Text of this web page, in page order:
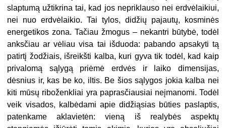
slaptumą užtikrina tai, kad jos nepriklauso nei erdvėlaikiui,
nei nuo erdvėlaikio. Tai tylos, didžių pajautų, kosminės
energetikos zona. Tačiau žmogus – nekantri būtybė, todėl
anksčiau ar vėliau visa tai išduoda: pabando apsakyti tą
patirtį žodžiais, išreikšti kalba, kuri gyva tik todėl, kad kaip
privalomą sąlygą priėmė erdvės ir laiko dimensijas,
dėsnius ir, kas be ko, iltis. Be šios sąlygos jokia kalba nei
kiti mūsų riboženkliai yra paprasčiausiai neįmanomi. Todėl
veik visados, kalbėdami apie didžiąsias būties paslaptis,
patenkame aklavietėn: vieną iš realybės aspektų